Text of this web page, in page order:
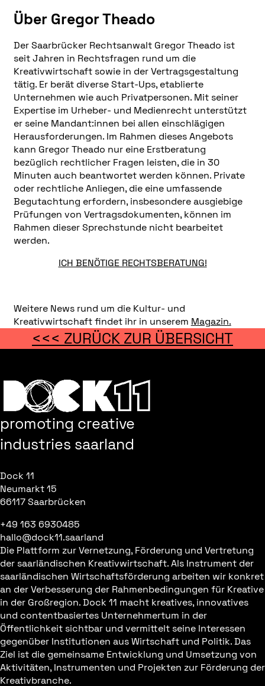
Über Gregor Theado
Der Saarbrücker Rechtsanwalt Gregor Theado ist
seit Jahren in Rechtsfragen rund um die
Kreativwirtschaft sowie in der Vertragsgestaltung
tätig. Er berät diverse Start-Ups, etablierte
Unternehmen wie auch Privatpersonen. Mit seiner
Expertise im Urheber- und Medienrecht unterstützt
er seine Mandant:innen bei allen einschlägigen
Herausforderungen. Im Rahmen dieses Angebots
kann Gregor Theado nur eine Erstberatung
bezüglich rechtlicher Fragen leisten, die in 30
Minuten auch beantwortet werden können. Private
oder rechtliche Anliegen, die eine umfassende
Begutachtung erfordern, insbesondere ausgiebige
Prüfungen von Vertragsdokumenten, können im
Rahmen dieser Sprechstunde nicht bearbeitet
werden.
ICH BENÖTIGE RECHTSBERATUNG!
Weitere News rund um die Kultur- und
Kreativwirtschaft findet ihr in unserem Magazin.
<<< ZURÜCK ZUR ÜBERSICHT
promoting creative
industries saarland
Dock 11
Neumarkt 15
66117 Saarbrücken
+49 163 6930485
hallo@dock11.saarland
Die Plattform zur Vernetzung, Förderung und Vertretung
der saarländischen Kreativwirtschaft. Als Instrument der
saarländischen Wirtschaftsförderung arbeiten wir konkret
an der Verbesserung der Rahmenbedingungen für Kreative
in der Großregion. Dock 11 macht kreatives, innovatives
und contentbasiertes Unternehmertum in der
Öffentlichkeit sichtbar und vermittelt seine Interessen
gegenüber Institutionen aus Wirtschaft und Politik. Das
Ziel ist die gemeinsame Entwicklung und Umsetzung von
Aktivitäten, Instrumenten und Projekten zur Förderung der
Kreativbranche.